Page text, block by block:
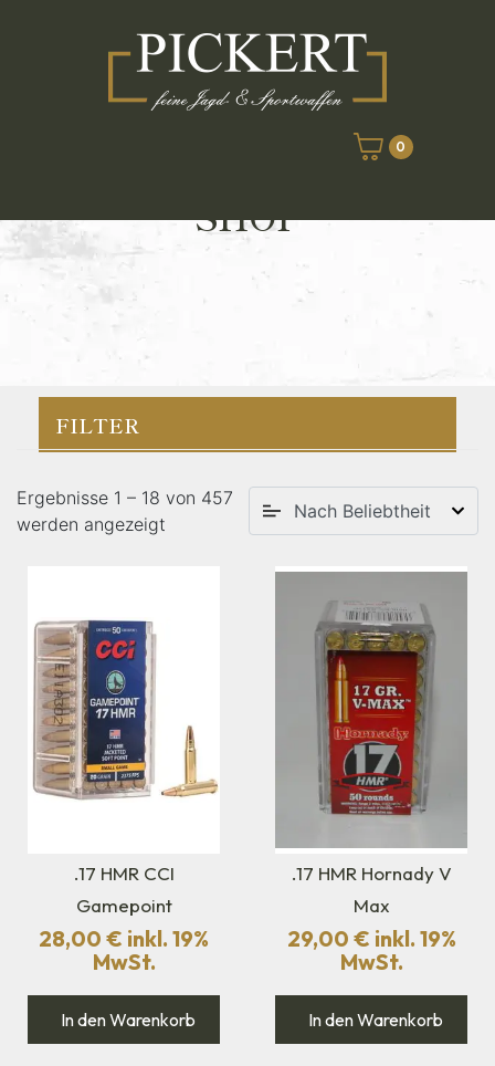
0
SHOP
FILTER
Ergebnisse 1 – 18 von 457
werden angezeigt
.17 HMR CCI
Gamepoint
28,00 € inkl. 19%
MwSt.
In den Warenkorb
.17 HMR Hornady V
Max
29,00 € inkl. 19%
MwSt.
In den Warenkorb